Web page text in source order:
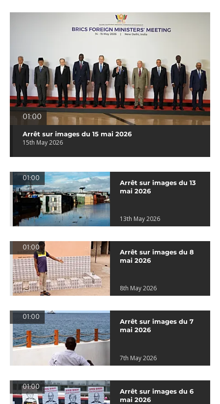
01:00
Arrêt sur images du 15 mai 2026
15th May 2026
01:00
Arrêt sur images du 13
mai 2026
13th May 2026
01:00
Arrêt sur images du 8
mai 2026
8th May 2026
01:00
Arrêt sur images du 7
mai 2026
7th May 2026
01:00
Arrêt sur images du 6
mai 2026